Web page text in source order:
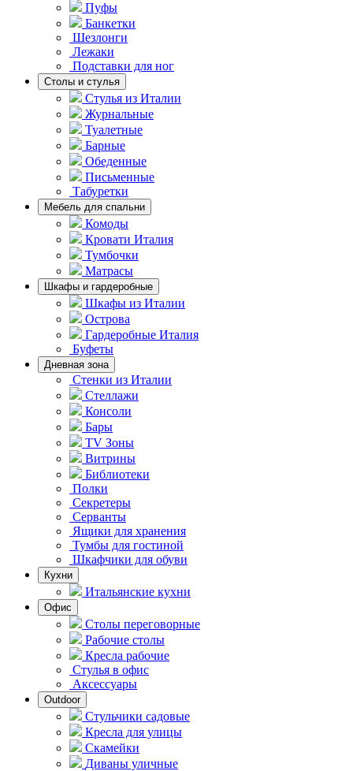
Пуфы
Банкетки
Шезлонги
Лежаки
Подставки для ног
Столы и стулья
Стулья из Италии
Журнальные
Туалетные
Барные
Обеденные
Письменные
Табуретки
Мебель для спальни
Комоды
Кровати Италия
Тумбочки
Матрасы
Шкафы и гардеробные
Шкафы из Италии
Острова
Гардеробные Италия
Буфеты
Дневная зона
Стенки из Италии
Стеллажи
Консоли
Бары
TV Зоны
Витрины
Библиотеки
Полки
Секретеры
Серванты
Ящики для хранения
Тумбы для гостиной
Шкафчики для обуви
Кухни
Итальянские кухни
Офис
Столы переговорные
Рабочие столы
Кресла рабочие
Стулья в офис
Аксессуары
Outdoor
Стульчики садовые
Кресла для улицы
Скамейки
Диваны уличные